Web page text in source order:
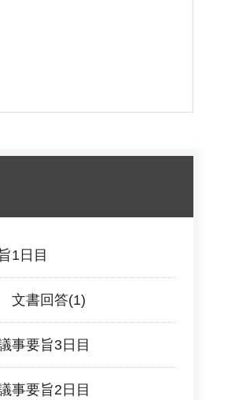
1日目
文書回答(1)
事要旨3日目
事要旨2日目